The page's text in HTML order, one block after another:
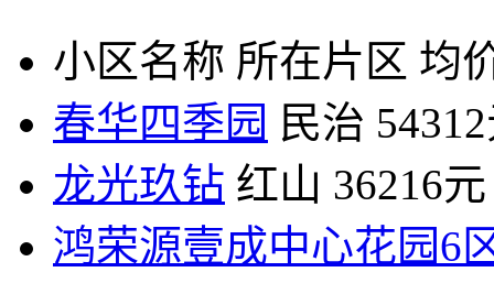
小区名称 所在片区 均
春华四季园 民治
龙光玖钻 红山 36216元
鸿荣源壹成中心花园6